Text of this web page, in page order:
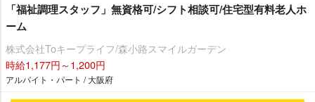
「福祉調理スタッフ」無資格可/シフト相談可/住宅型有料老人ホ
ーム
株式会社Toキープライフ/森小路スマイルガーデン
時給1,177円～1,200円
アルバイト・パート / 大阪府